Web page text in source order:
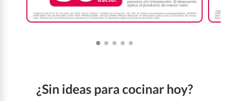
¿Sin ideas para cocinar hoy?